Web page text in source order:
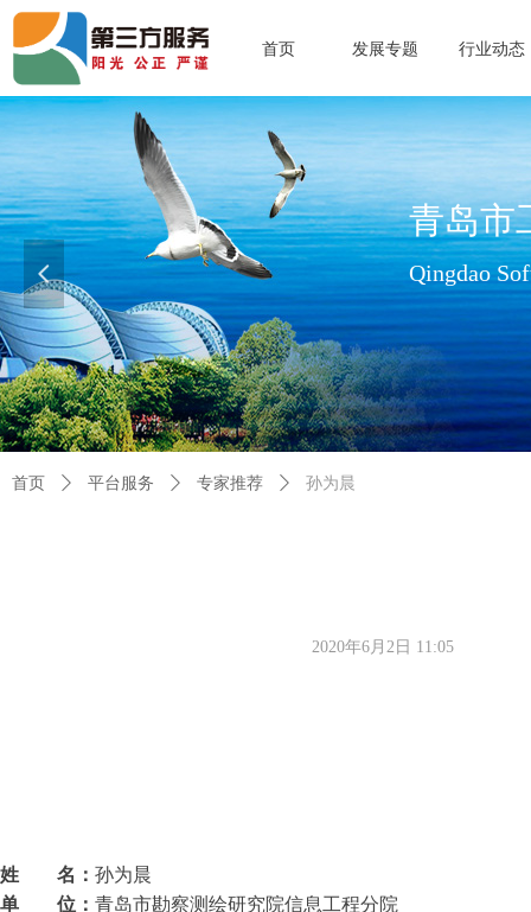
首页 发展专题 行业动态
青岛市
Qingdao
查看更多>>
넳
首页 ꄲ 平台服务 ꄲ 专家推荐 ꄲ 孙为晨
姓 名 ： 孙为晨
单 位： 青岛市勘察测绘研究院信息工程分院
2020年6月2日 11:05